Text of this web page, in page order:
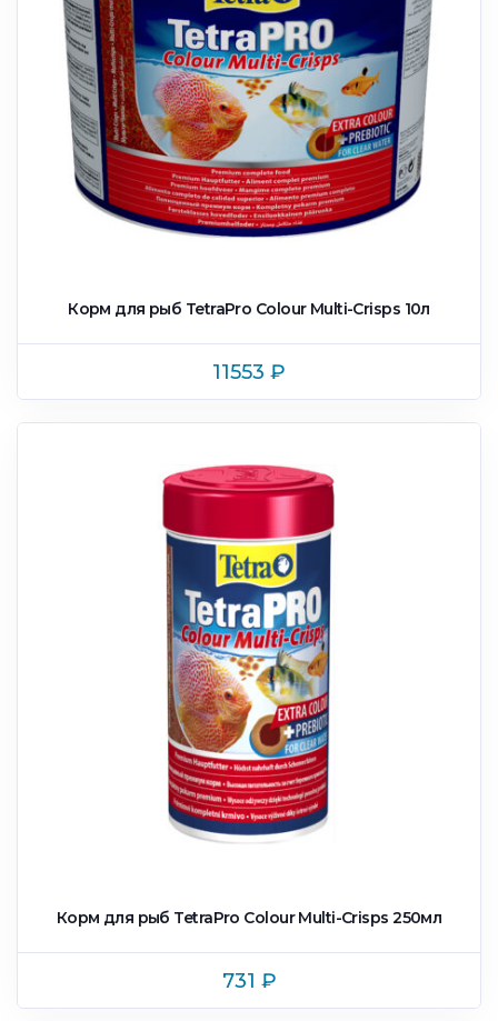
Корм для рыб TetraPro Colour Multi-Crisps 10л
11553 ₽
Корм для рыб TetraPro Colour Multi-Crisps 250мл
731 ₽